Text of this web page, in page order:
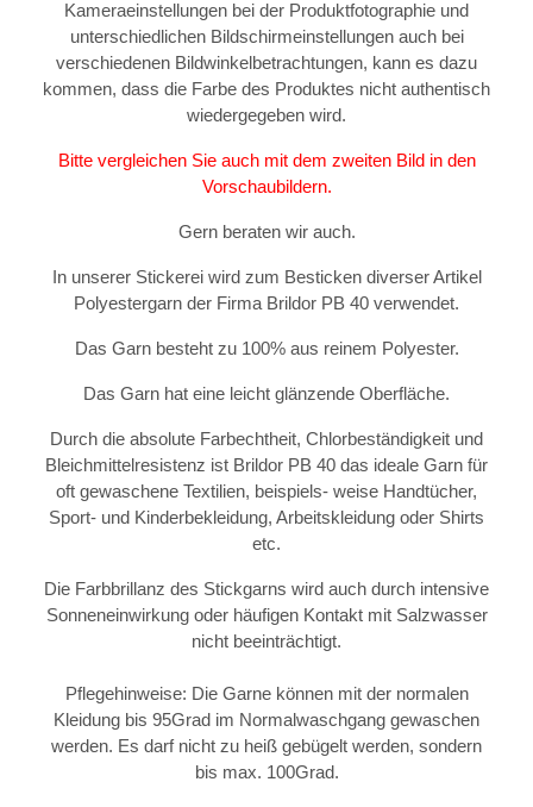
Kameraeinstellungen bei der Produktfotographie und
unterschiedlichen Bildschirmeinstellungen auch bei
verschiedenen Bildwinkelbetrachtungen, kann es dazu
kommen, dass die Farbe des Produktes nicht authentisch
wiedergegeben wird.
Bitte vergleichen Sie auch mit dem zweiten Bild in den
Vorschaubildern.
Gern beraten wir auch.
In unserer Stickerei wird zum Besticken diverser Artikel
Polyestergarn der Firma Brildor PB 40 verwendet.
Das Garn besteht zu 100% aus reinem Polyester.
Das Garn hat eine leicht glänzende Oberfläche.
Durch die absolute Farbechtheit, Chlorbeständigkeit und
Bleichmittelresistenz ist Brildor PB 40 das ideale Garn für
oft gewaschene Textilien, beispiels- weise Handtücher,
Sport- und Kinderbekleidung, Arbeitskleidung oder Shirts
etc.
Die Farbbrillanz des Stickgarns wird auch durch intensive
Sonneneinwirkung oder häufigen Kontakt mit Salzwasser
nicht beeinträchtigt.
Pflegehinweise: Die Garne können mit der normalen
Kleidung bis 95Grad im Normalwaschgang gewaschen
werden. Es darf nicht zu heiß gebügelt werden, sondern
bis max. 100Grad.